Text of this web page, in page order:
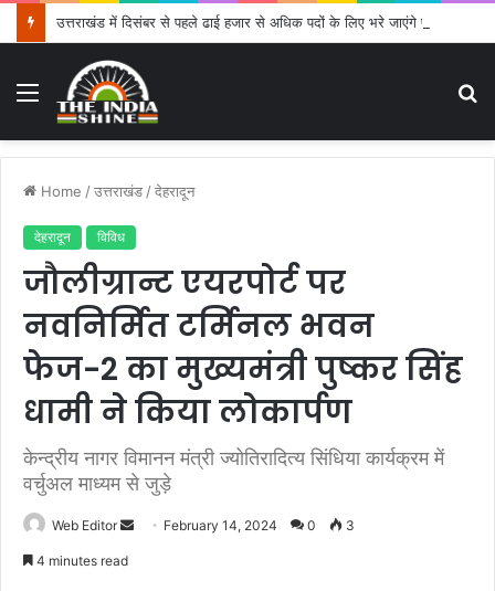
उत्तराखंड में दिसंबर से पहले ढाई हजार से अधिक पदों के लिए भरे जाएंगे फार्म
Menu
Home /उत्तराखंड /देहरादून
देहरादून विविध
जौलीग्रान्ट एयरपोर्ट पर
नवनिर्मित टर्मिनल भवन
फेज-2 का मुख्यमंत्री पुष्कर सिंह
धामी ने किया लोकार्पण
केन्द्रीय नागर विमानन मंत्री ज्योतिरादित्य सिंधिया कार्यक्रम में
वर्चुअल माध्यम से जुड़े
Web Editor February 14, 2024 0 3
4 minutes read